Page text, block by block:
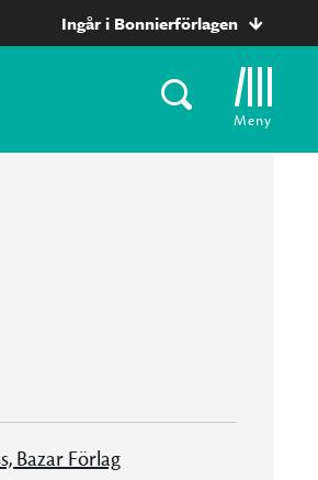
Ingår i Bonnierförlagen
Meny
Bazar Förlag